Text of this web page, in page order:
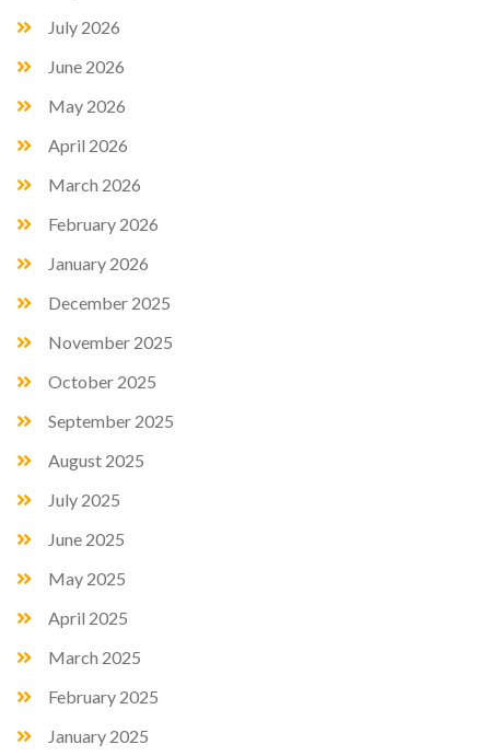
July 2026
June 2026
May 2026
April 2026
March 2026
February 2026
January 2026
December 2025
November 2025
October 2025
September 2025
August 2025
July 2025
June 2025
May 2025
April 2025
March 2025
February 2025
January 2025